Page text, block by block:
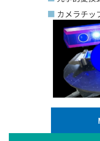
カメラチッ